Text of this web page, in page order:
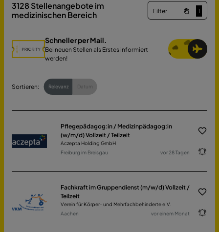
3128 Stellenangebote im
medizinischen Bereich
Filter 1
Schneller per Mail.
Bei neuen Stellen als Erstes informiert
werden!
Sortieren: Relevanz Datum
Pflegepädagog:in / Medizinpädagog:in
(w/m/d) Vollzeit / Teilzeit
Aczepta Holding GmbH
Freiburg im Breisgau
vor 28 Tagen
Fachkraft im Gruppendienst (m/w/d) Vollzeit /
Teilzeit
Verein für Körper- und Mehrfachbehinderte e.V.
Aachen
vor einem Monat